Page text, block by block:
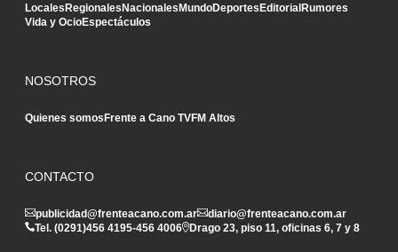
LocalesRegionalesNacionalesMundoDeportesEditorialRumores
Vida y OcioEspectáculos
NOSOTROS
Quienes somosFrente a Cano TVFM Altos
CONTACTO
publicidad@frenteacano.com.ar
diario@frenteacano.com.ar
Tel. (0291)456 4195-456 4006 Drago 23, piso 11, oficinas 6, 7 y 8